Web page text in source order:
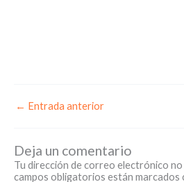
← Entrada anterior
Deja un comentario
Tu dirección de correo electrónico no
campos obligatorios están marcados